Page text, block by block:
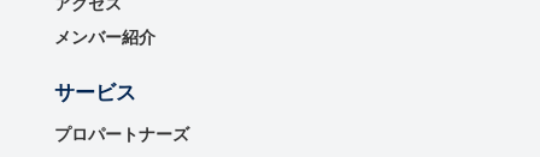
メンバー紹介
サービス
プロパートナーズ